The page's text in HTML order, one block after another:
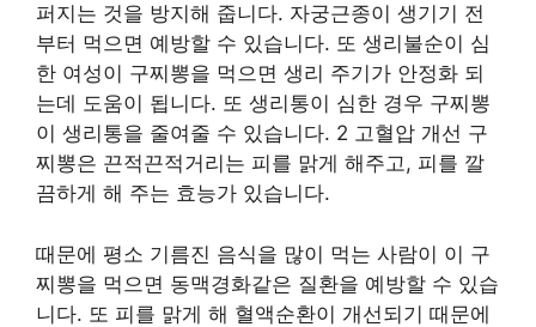
퍼지는 것을 방지해 줍니다. 자궁근종이 생기기 전
부터 먹으면 예방할 수 있습니다. 또 생리불순이 심
한 여성이 구찌뽕을 먹으면 생리 주기가 안정화 되
는데 도움이 됩니다. 또 생리통이 심한 경우 구찌뽕
이 생리통을 줄여줄 수 있습니다. 2 고혈압 개선 구
찌뽕은 끈적끈적거리는 피를 맑게 해주고, 피를 깔
끔하게 해 주는 효능가 있습니다.
때문에 평소 기름진 음식을 많이 먹는 사람이 이 구
찌뽕을 먹으면 동맥경화같은 질환을 예방할 수 있습
니다. 또 피를 맑게 해 혈액순환이 개선되기 때문에